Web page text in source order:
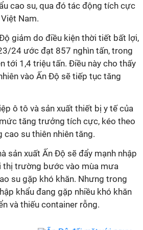
cao su, qua đó tác động tích cực
Nam.
giảm do điều kiện thời tiết bất lợi,
24 ước đạt 857 nghìn tấn, trong
tới 1,4 triệu tấn. Điều này cho thấy
vào Ấn Độ sẽ tiếp tục tăng
ô tô và sản xuất thiết bị y tế của
tăng trưởng tích cực, kéo theo
cao su thiên nhiên tăng.
sản xuất Ấn Độ sẽ đẩy mạnh nhập
thị trường bước vào mùa mưa
su gặp khó khăn. Nhưng trong
khẩu đang gặp nhiều khó khăn
và thiếu container rỗng.